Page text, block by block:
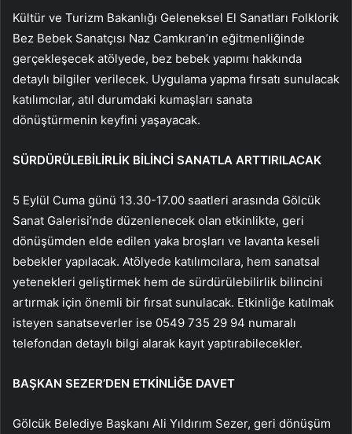
Kültür ve Turizm Bakanlığı Geleneksel El Sanatları Folklorik
Bez Bebek Sanatçısı Naz Camkıran’ın eğitmenliğinde
gerçekleşecek atölyede, bez bebek yapımı hakkında
detaylı bilgiler verilecek. Uygulama yapma fırsatı sunulacak
katılımcılar, atıl durumdaki kumaşları sanata
dönüştürmenin keyfini yaşayacak.
SÜRDÜRÜLEBİLİRLİK BİLİNCİ SANATLA ARTTIRILACAK
5 Eylül Cuma günü 13.30-17.00 saatleri arasında Gölcük
Sanat Galerisi’nde düzenlenecek olan etkinlikte, geri
dönüşümden elde edilen yaka broşları ve lavanta keseli
bebekler yapılacak. Atölyede katılımcılara, hem sanatsal
yetenekleri geliştirmek hem de sürdürülebilirlik bilincini
artırmak için önemli bir fırsat sunulacak. Etkinliğe katılmak
isteyen sanatseverler ise 0549 735 29 94 numaralı
telefondan detaylı bilgi alarak kayıt yaptırabilecekler.
BAŞKAN SEZER’DEN ETKİNLİĞE DAVET
Gölcük Belediye Başkanı Ali Yıldırım Sezer, geri dönüşüm